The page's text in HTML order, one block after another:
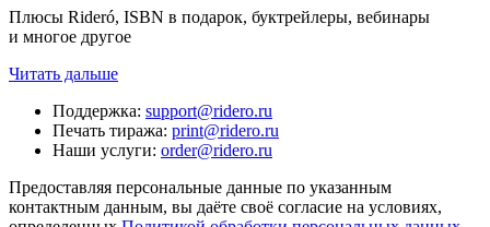
Плюсы Rideró, ISBN в подарок, буктрейлеры, вебинары
и многое другое
Читать дальше
Поддержка: support@ridero.ru
Печать тиража: print@ridero.ru
Наши услуги: order@ridero.ru
Предоставляя персональные данные по указанным
контактным данным, вы даёте своё согласие на условиях,